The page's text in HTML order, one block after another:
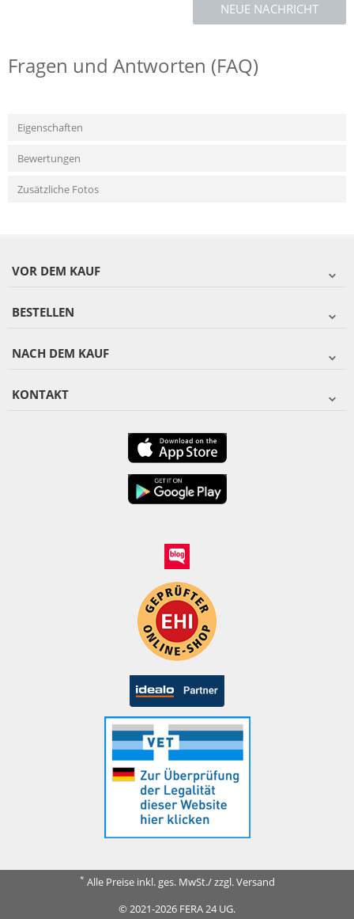
NEUE NACHRICHT
Fragen und Antworten (FAQ)
Eigenschaften
Bewertungen
Zusätzliche Fotos
VOR DEM KAUF
BESTELLEN
NACH DEM KAUF
KONTAKT
* Alle Preise inkl. ges. MwSt./ zzgl. Versand
© 2021-2026 FERA 24 UG.